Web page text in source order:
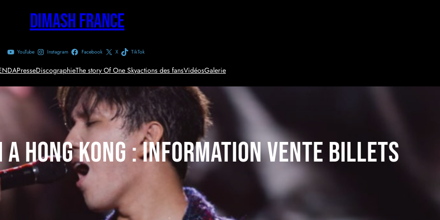
Dimash France
YouTube Instagram Facebook X TikTok
PresseDiscographieThe story Of One Skyactions des fansVidéosGalerie
a Hong Kong : Information vente billets